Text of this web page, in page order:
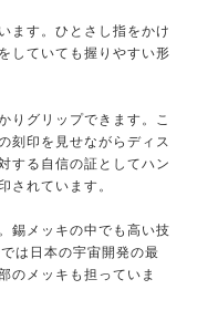
ます。ひとさし指をかけ
していても握りやすい形
りグリップできます。こ
刻印を見せながらディス
する自信の証としてハン
されています。
錫メッキの中でも高い技
は日本の宇宙開発の最
のメッキも担っていま